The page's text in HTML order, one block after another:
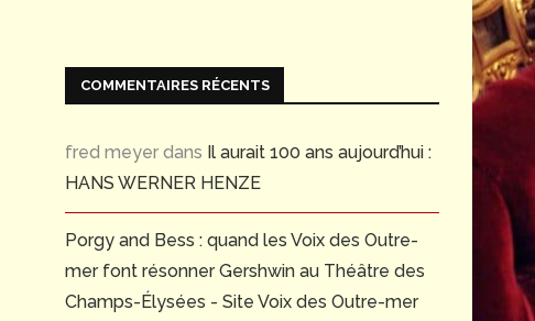
COMMENTAIRES RÉCENTS
fred meyer dans Il aurait 100 ans aujourd’hui :
HANS WERNER HENZE
Porgy and Bess : quand les Voix des Outre-
mer font résonner Gershwin au Théâtre des
Champs-Élysées - Site Voix des Outre-mer